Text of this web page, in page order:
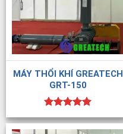
MÁY THỔI KHÍ GREATECH
GRT-150
Được xếp
hạng5.00